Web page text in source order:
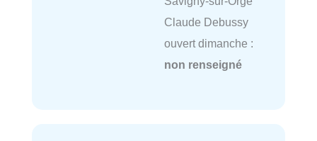
Claude Debussy
ouvert dimanche :
non renseigné